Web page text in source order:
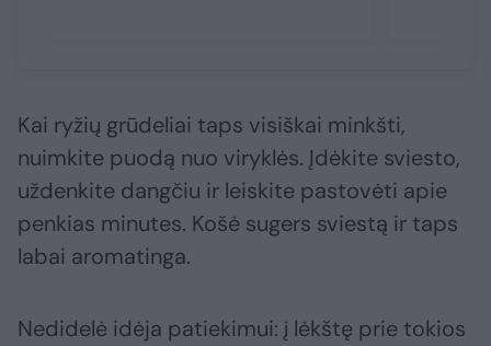
Kai ryžių grūdeliai taps visiškai minkšti,
nuimkite puodą nuo viryklės. Įdėkite sviesto,
uždenkite dangčiu ir leiskite pastovėti apie
penkias minutes. Košė sugers sviestą ir taps
labai aromatinga.
Nedidelė idėja patiekimui: į lėkštę prie tokios